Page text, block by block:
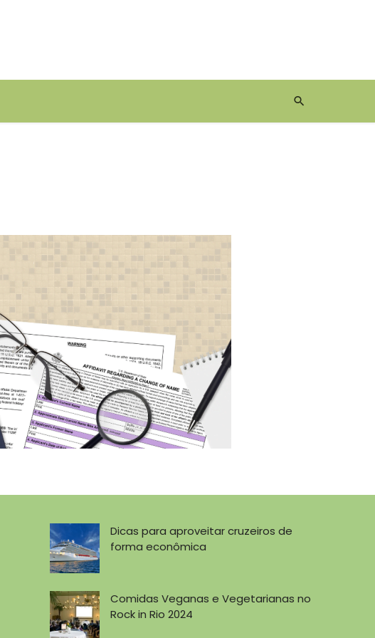
Dicas para aproveitar cruzeiros de
forma econômica
Comidas Veganas e Vegetarianas no
Rock in Rio 2024